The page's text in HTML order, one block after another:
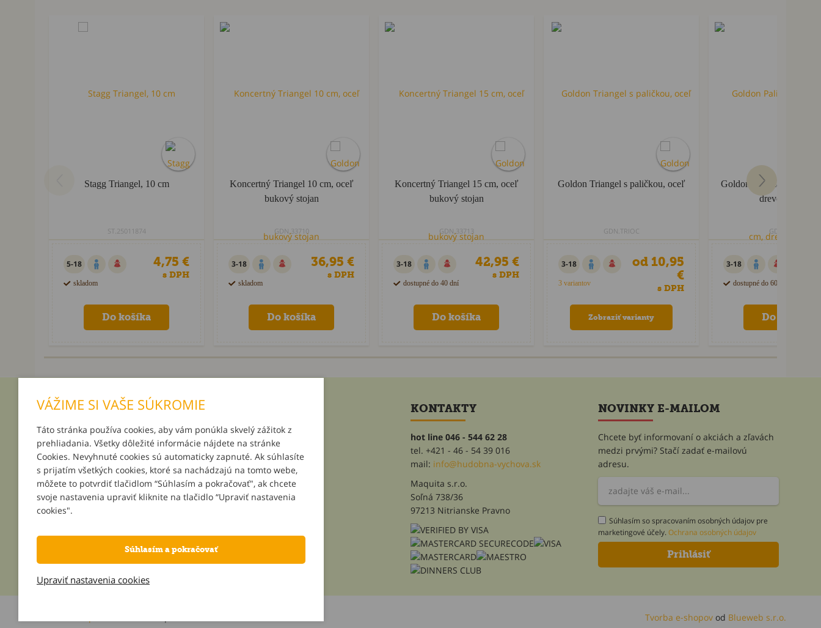
Stagg Triangel, 10 cm
ST.25011874
5-18
skladom
4,75 €
s DPH
Koncertný Triangel 10 cm, oceľ
bukový stojan
GDN.33710
3-18
skladom
36,95 €
s DPH
Koncertný Triangel 15 cm, oceľ
bukový stojan
GDN.33713
3-18
dostupné do 40 dní
42,95 €
s DPH
Goldon Triangel s paličkou, oceľ
GDN.TRIOC
3-18
3 variantov
od 10,95
€
s DPH
Zobraziť varianty
Goldon Palička na
drevená rúčka
GDN.36020
3-18
dostupné do 60 dní
INFORMÁCIE
O nás
Platba a doručenie
Darčeky k objednávkam
Podpor svoju školu
Všeobecné obchodné podmienky
Reklamačné podmienky
Kontakt
Prihlásenie
Registrácia
Zabudnuté heslo
KONTAKTY
hot line 046 - 544 62 28
tel. +421 - 46 - 54 39 016
mail: info@hudobna-vychova.sk
Maquita s.r.o.
Soľná 738/36
97213 Nitrianske Pravno
NOVINKY E-MAILOM
Chcete byť informovaní o akciách a zľavách
medzi prvými? Stačí zadať e-mailovú
adresu.
Súhlasím so spracovaním osobných údajov pre
marketingové účely.Ochrana osobných údajov
Tvorba e-shopov od Blueweb s.r.o.
VÁŽIME SI VAŠE SÚKROMIE
Táto stránka používa cookies, aby vám ponúkla skvelý zážitok z
prehliadania. Všetky dôležité informácie nájdete na stránke
Cookies. Nevyhnuté cookies sú automaticky zapnuté. Ak súhlasíte
s prijatím všetkých cookies, ktoré sa nachádzajú na tomto webe,
môžete to potvrdiť tlačidlom “Súhlasím a pokračovať", ak chcete
svoje nastavenia upraviť kliknite na tlačidlo “Upraviť nastavenia
cookies".
Súhlasím a pokračovať
Upraviť nastavenia cookies